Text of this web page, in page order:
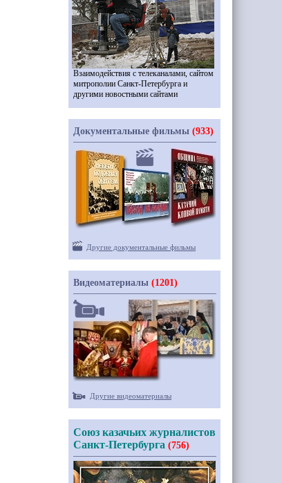
Взаимодействия с телеканалами, сайтом
митрополии Санкт-Петербурга и
другими новостными сайтами
Документальные фильмы (933)
Другие документальные фильмы
Видеоматериалы (1201)
Другие видеоматериалы
Союз казачьих журналистов
Санкт-Петербурга (756)